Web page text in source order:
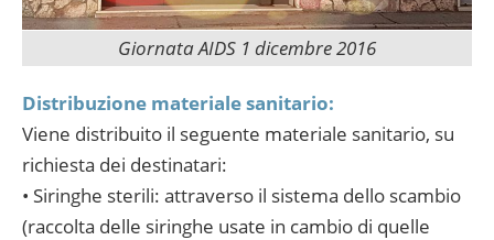
Giornata AIDS 1 dicembre 2016
Distribuzione materiale sanitario:
Viene distribuito il seguente materiale sanitario, su
richiesta dei destinatari:
• Siringhe sterili: attraverso il sistema dello scambio
(raccolta delle siringhe usate in cambio di quelle